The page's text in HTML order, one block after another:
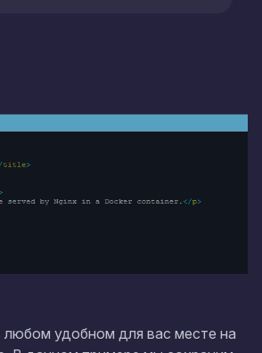
любом удобном для вас месте на